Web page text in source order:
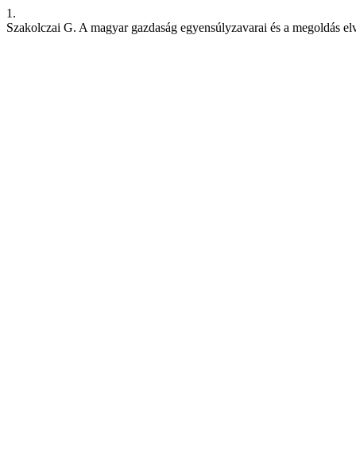
1.
Szakolczai G. A magyar gazdaság egyensúlyzavarai és a megoldás